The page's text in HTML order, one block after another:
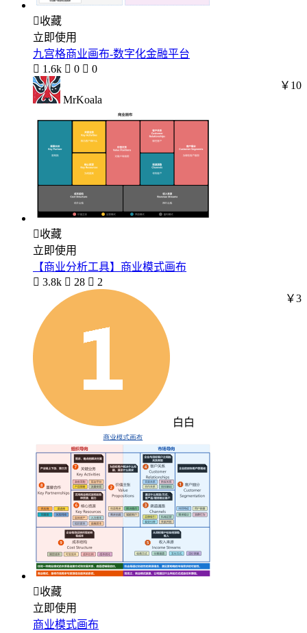
收藏
立即使用
九宫格商业画布-数字化金融平台
 1.6k  0  0
MrKoala
￥10
收藏
立即使用
【商业分析工具】商业模式画布
 3.8k  28  2
白白
￥3
收藏
立即使用
商业模式画布